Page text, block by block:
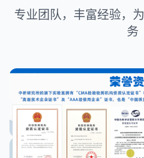
专业团队，丰富经验，
务